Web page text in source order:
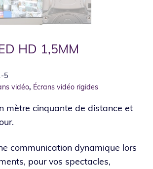
HD 1,5MM
5
vidéo, Écrans vidéo rigides
mètre cinquante de distance et
communication dynamique lors
pour vos spectacles,